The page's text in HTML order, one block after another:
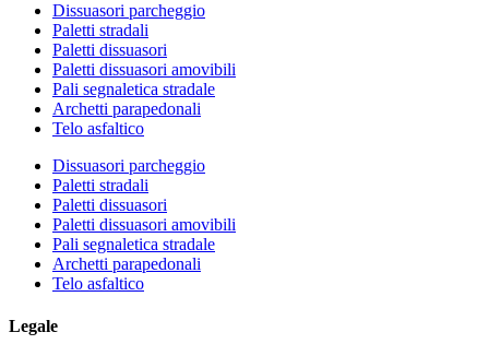
Dissuasori parcheggio
Paletti stradali
Paletti dissuasori
Paletti dissuasori amovibili
Pali segnaletica stradale
Archetti parapedonali
Telo asfaltico
Dissuasori parcheggio
Paletti stradali
Paletti dissuasori
Paletti dissuasori amovibili
Pali segnaletica stradale
Archetti parapedonali
Telo asfaltico
Legale